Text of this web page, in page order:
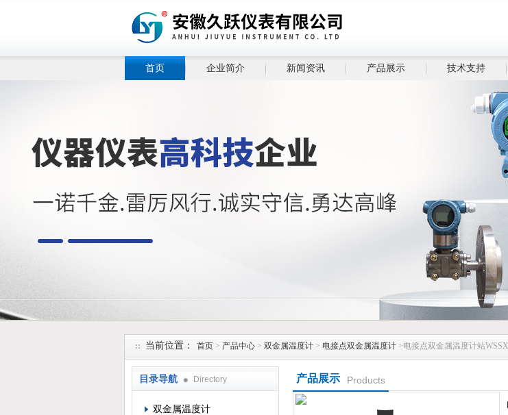
安徽久跃仪表有限公司
首页 企业简介 新闻资讯 产品展示 技术支持
当前位置： 首页 > 产品中心 > 双金属温度计 > 电接点双金属温度计 >电接点双金属温度计站
目录导航 Directory
双金属温度计
产品展示 Products